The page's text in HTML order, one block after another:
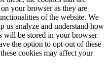
your browser as they are
of the website. We
us analyze and understand how
will be stored in your browser
the option to opt-out of these
cookies may affect your